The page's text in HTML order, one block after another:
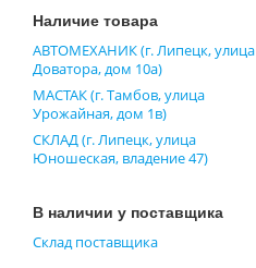
Наличие товара
АВТОМЕХАНИК (г. Липецк, улица
Доватора, дом 10а)
МАСТАК (г. Тамбов, улица
Урожайная, дом 1в)
СКЛАД (г. Липецк, улица
Юношеская, владение 47)
В наличии у поставщика
Склад поставщика